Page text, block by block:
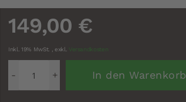
149,00 €
Inkl. 19% MwSt. , exkl. Versandkosten
In den Warenkorb